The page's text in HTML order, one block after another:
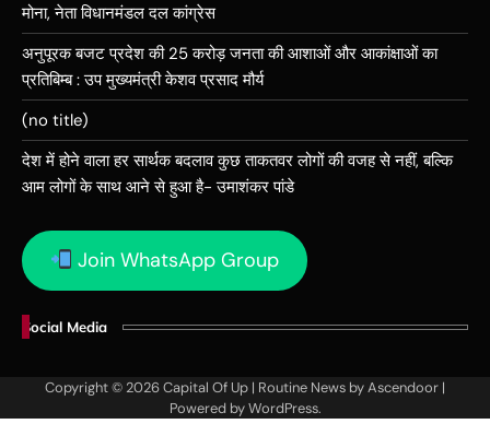
मोना, नेता विधानमंडल दल कांग्रेस
अनुपूरक बजट प्रदेश की 25 करोड़ जनता की आशाओं और आकांक्षाओं का
प्रतिबिम्ब : उप मुख्यमंत्री केशव प्रसाद मौर्य
(no title)
देश में होने वाला हर सार्थक बदलाव कुछ ताकतवर लोगों की वजह से नहीं, बल्कि
आम लोगों के साथ आने से हुआ है- उमाशंकर पांडे
Join WhatsApp Group
Social Media
Copyright © 2026Capital Of Up | Routine News byAscendoor |
Powered byWordPress.